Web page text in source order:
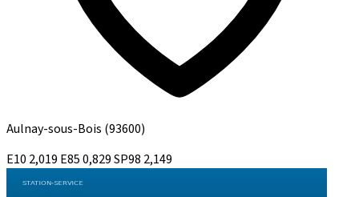
Aulnay-sous-Bois (93600)
E10 2,019 E850,829SP98 2,149